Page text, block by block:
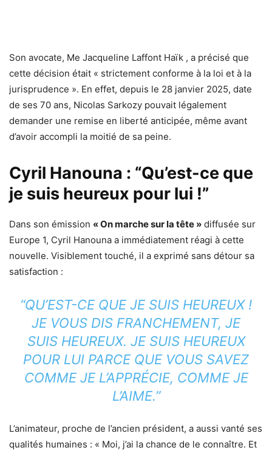
Son avocate, Me Jacqueline Laffont Haïk , a précisé que
cette décision était « strictement conforme à la loi et à la
jurisprudence ». En effet, depuis le 28 janvier 2025, date
de ses 70 ans, Nicolas Sarkozy pouvait légalement
demander une remise en liberté anticipée, même avant
d’avoir accompli la moitié de sa peine.
Cyril Hanouna : “Qu’est-ce que
je suis heureux pour lui !”
Dans son émission « On marche sur la tête » diffusée sur
Europe 1, Cyril Hanouna a immédiatement réagi à cette
nouvelle. Visiblement touché, il a exprimé sans détour sa
satisfaction :
“QU’EST-CE QUE JE SUIS HEUREUX !
JE VOUS DIS FRANCHEMENT, JE
SUIS HEUREUX. JE SUIS HEUREUX
POUR LUI PARCE QUE VOUS SAVEZ
COMME JE L’APPRÉCIE, COMME JE
L’AIME.”
L’animateur, proche de l’ancien président, a aussi vanté ses
qualités humaines : « Moi, j’ai la chance de le connaître. Et